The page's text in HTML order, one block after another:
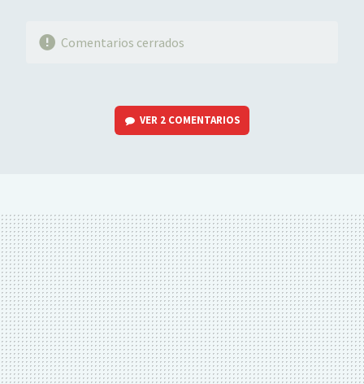
Comentarios cerrados
VER 2 COMENTARIOS